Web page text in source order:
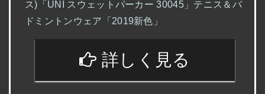
ス)「UNI スウェットパーカー 30045」テニス＆バ
ドミントンウェア「2019新色」
詳しく見る